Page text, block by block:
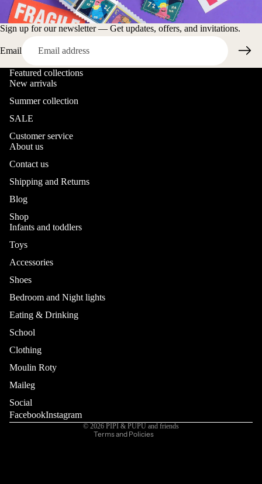
Sign up for our newsletter — Get updates, offers, and invitations.
Email
Featured collections
New arrivals
Summer collection
SALE
Customer service
About us
Contact us
Shipping and Returns
Blog
Shop
Infants and toddlers
Toys
Accessories
Shoes
Bedroom and Night lights
Eating & Drinking
School
Clothing
Moulin Roty
Maileg
Social
FacebookInstagram
© 2026 PIPI & PUPU and friends
Terms and Policies
Cancellation policy